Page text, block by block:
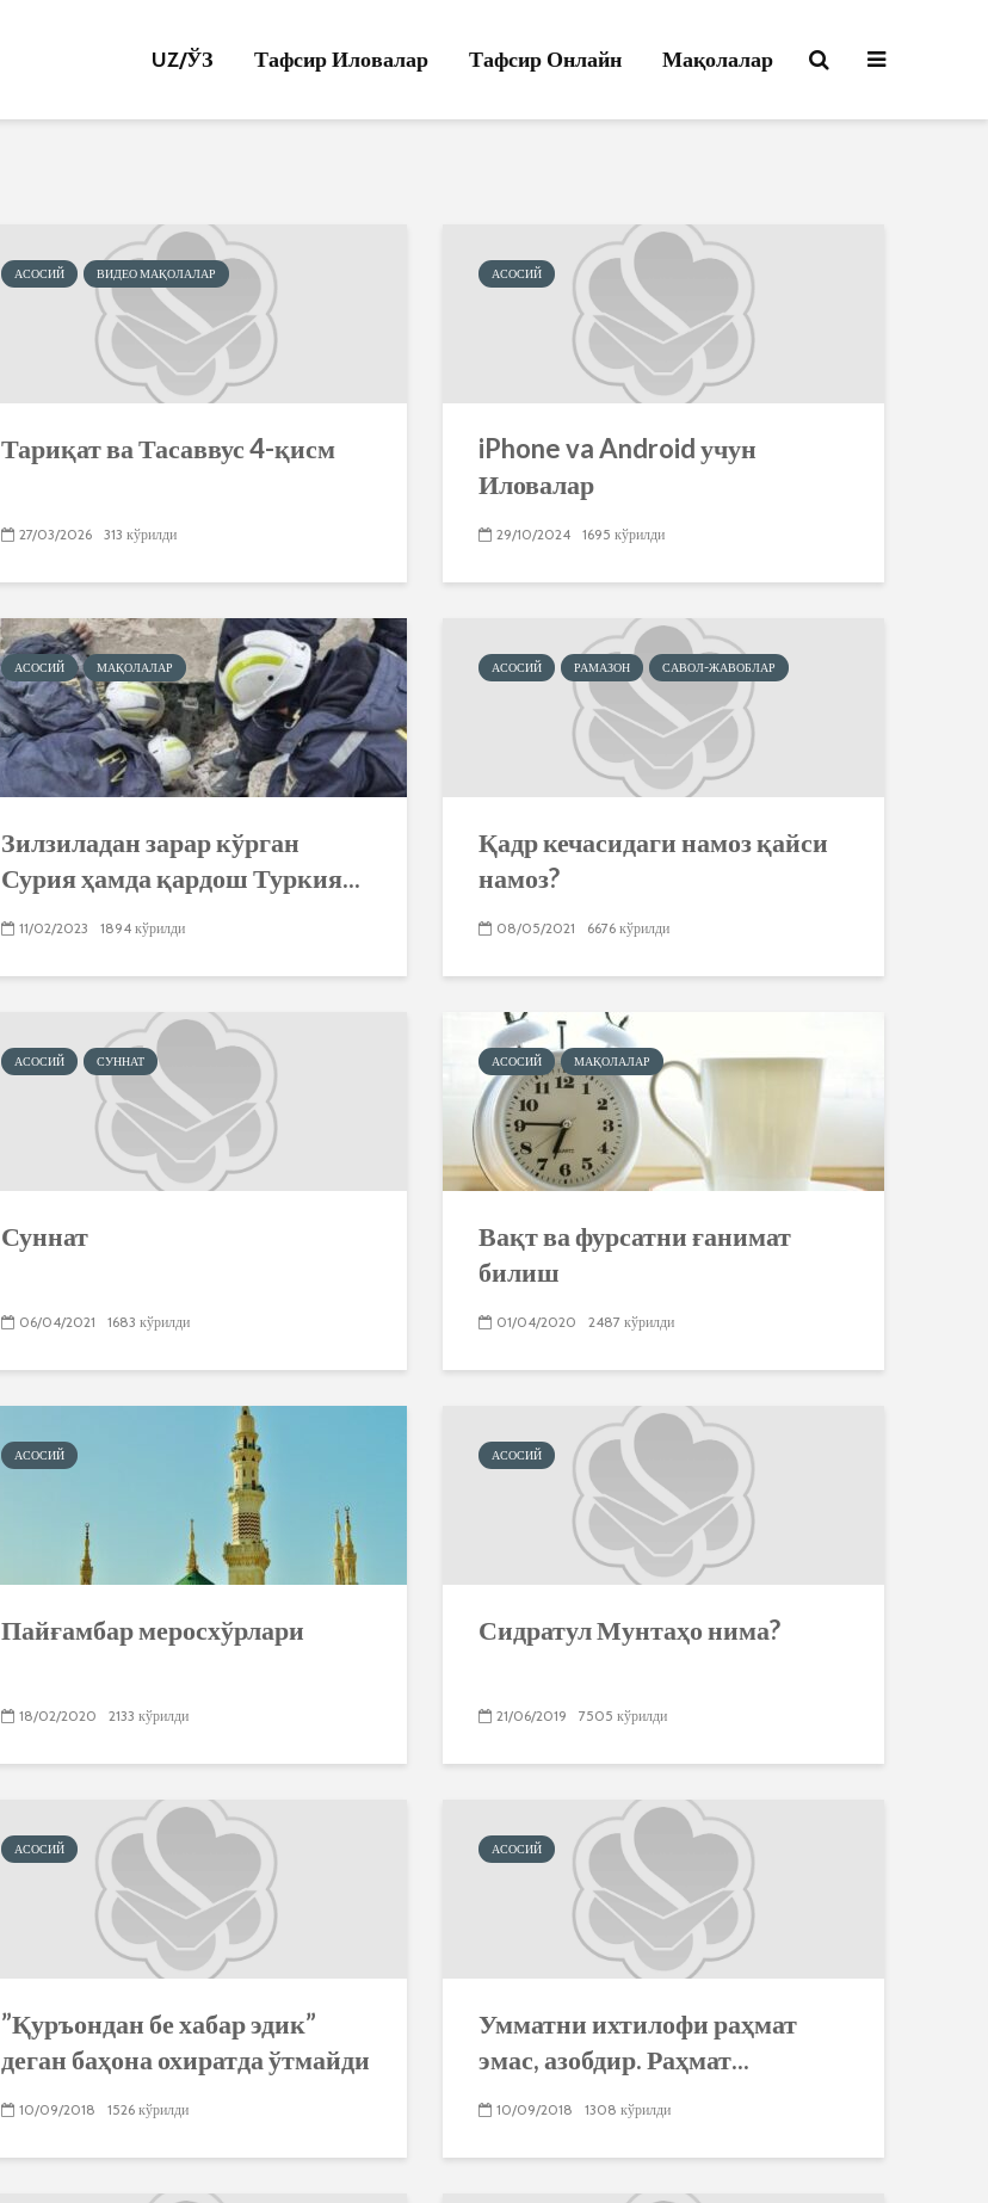
UZ/ЎЗ Тафсир Иловалар Тафсир Онлайн Мақолалар
АСОСИЙ ВИДЕО МАҚОЛАЛАР
Тариқат ва Тасаввус 4-қисм
27/03/2026 313 кўрилди
АСОСИЙ
iPhone va Android учун
Иловалар
29/10/2024 1695 кўрилди
АСОСИЙ МАҚОЛАЛАР
Зилзиладан зарар кўрган
Сурия ҳамда қардош Туркия...
11/02/2023 1894 кўрилди
АСОСИЙ РАМАЗОН САВОЛ-ЖАВОБЛАР
Қадр кечасидаги намоз қайси
намоз?
08/05/2021 6676 кўрилди
АСОСИЙ СУННАТ
Суннат
06/04/2021 1683 кўрилди
АСОСИЙ МАҚОЛАЛАР
Вақт ва фурсатни ғанимат
билиш
01/04/2020 2487 кўрилди
АСОСИЙ
Пайғамбар меросхўрлари
18/02/2020 2133 кўрилди
АСОСИЙ
Сидратул Мунтаҳо нима?
21/06/2019 7505 кўрилди
АСОСИЙ
”Қуръондан бе хабар эдик”
деган баҳона охиратда ўтмайди
10/09/2018 1526 кўрилди
АСОСИЙ
Умматни ихтилофи раҳмат
эмас, азобдир. Раҳмат...
10/09/2018 1308 кўрилди